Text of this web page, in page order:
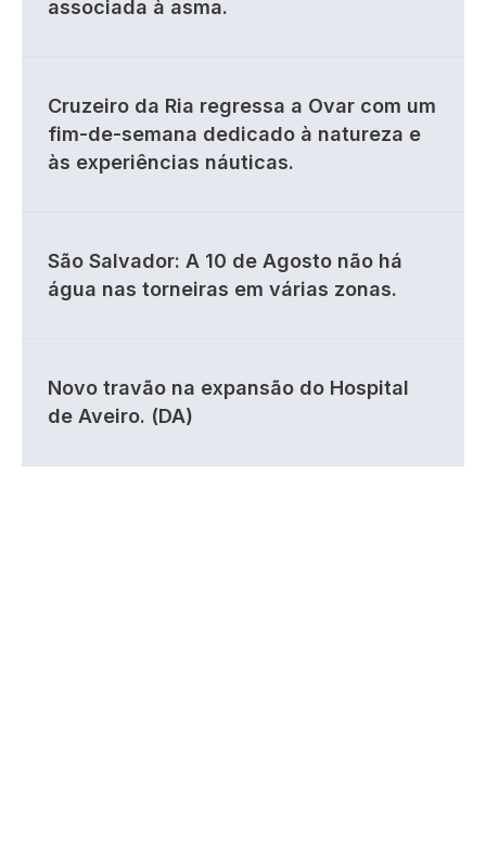
associada à asma.
Cruzeiro da Ria regressa a Ovar com um
fim-de-semana dedicado à natureza e
às experiências náuticas.
São Salvador: A 10 de Agosto não há
água nas torneiras em várias zonas.
Novo travão na expansão do Hospital
de Aveiro. (DA)